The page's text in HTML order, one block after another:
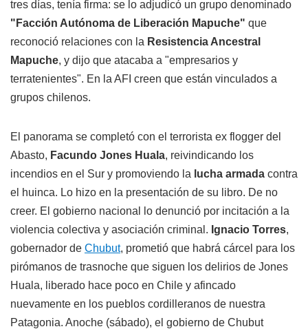
tres días, tenía firma: se lo adjudicó un grupo denominado
"Facción Autónoma de Liberación Mapuche" que
reconoció relaciones con la Resistencia Ancestral
Mapuche, y dijo que atacaba a "empresarios y
terratenientes". En la AFI creen que están vinculados a
grupos chilenos.
El panorama se completó con el terrorista ex flogger del
Abasto, Facundo Jones Huala, reivindicando los
incendios en el Sur y promoviendo la lucha armada contra
el huinca. Lo hizo en la presentación de su libro. De no
creer. El gobierno nacional lo denunció por incitación a la
violencia colectiva y asociación criminal. Ignacio Torres,
gobernador de Chubut, prometió que habrá cárcel para los
pirómanos de trasnoche que siguen los delirios de Jones
Huala, liberado hace poco en Chile y afincado
nuevamente en los pueblos cordilleranos de nuestra
Patagonia. Anoche (sábado), el gobierno de Chubut